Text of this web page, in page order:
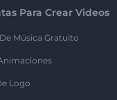
Para Crear Videos
Música Gratuito
Logo